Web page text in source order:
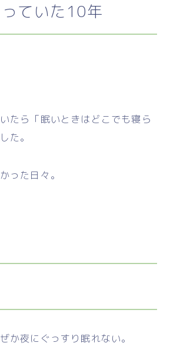
ていた10年
たら「眠いときはどこでも寝ら
た。
った日々。
夜にぐっすり眠れない。